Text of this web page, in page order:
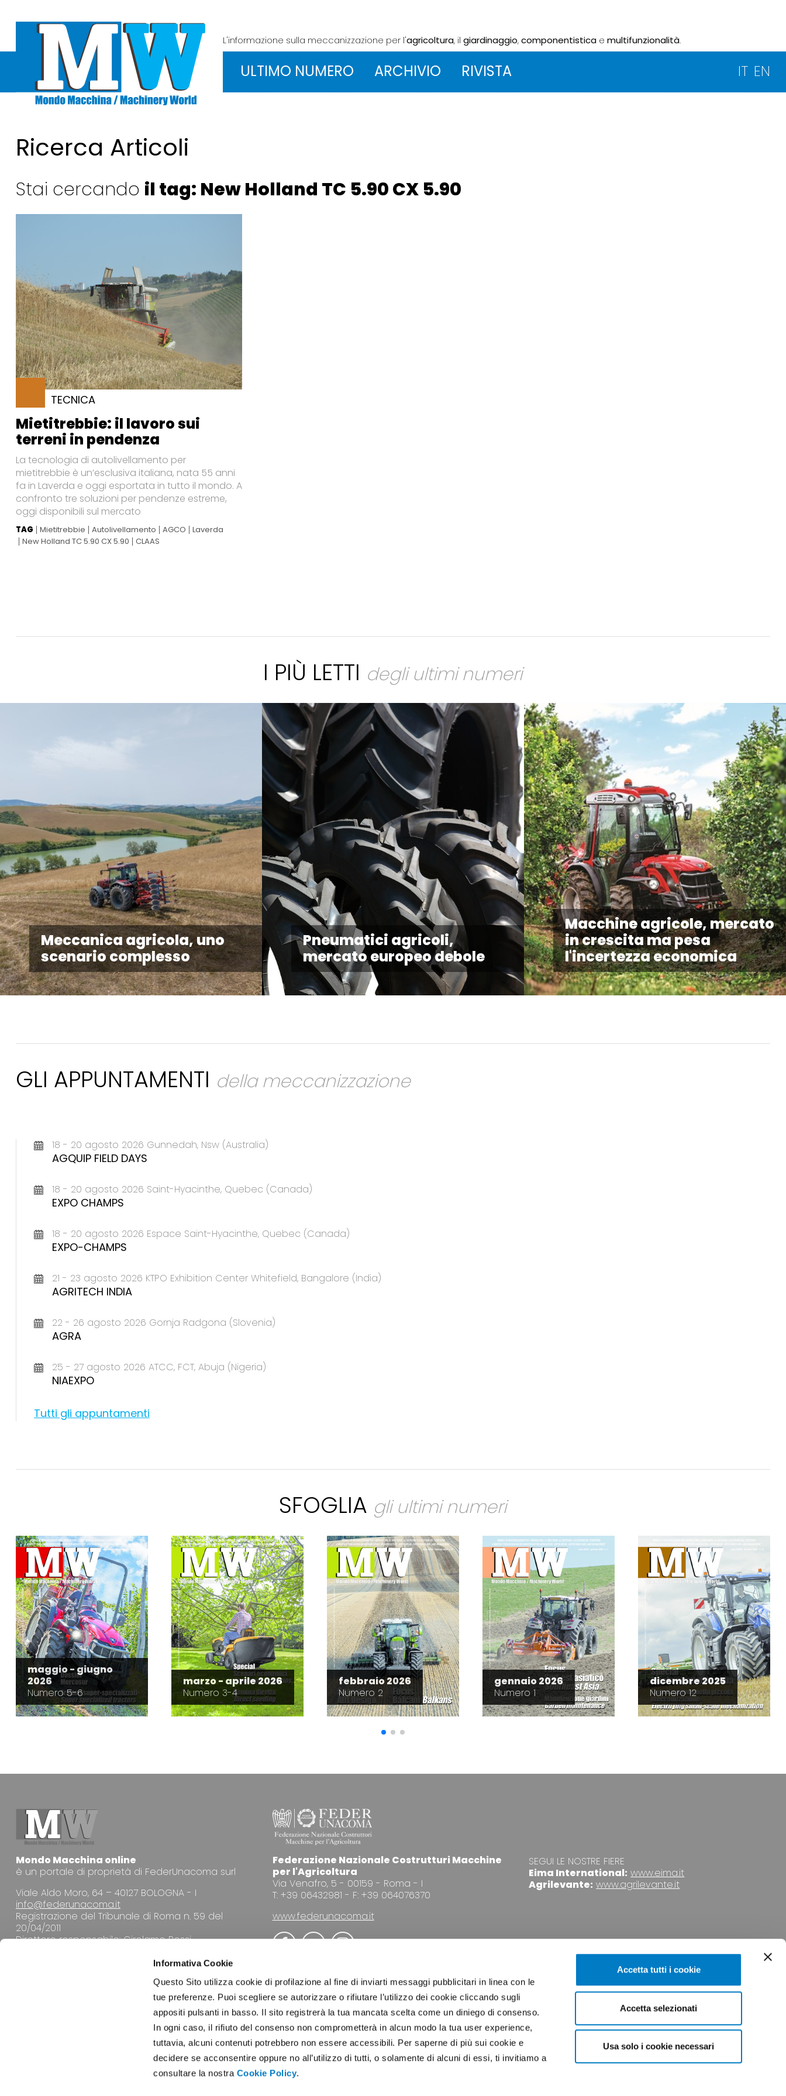
Informativa Cookie
Questo Sito utilizza cookie di profilazione al fine di inviarti messaggi pubblicitari in linea con le
tue preferenze. Puoi scegliere se autorizzare o rifiutare l’utilizzo dei cookie cliccando sugli
appositi pulsanti in basso. Il sito registrerà la tua mancata scelta come un diniego di consenso.
In ogni caso, il rifiuto del consenso non comprometterà in alcun modo la tua user experience,
tuttavia, alcuni contenuti potrebbero non essere accessibili. Per saperne di più sui cookie e
decidere se acconsentire oppure no all’utilizzo di tutti, o solamente di alcuni di essi, ti invitiamo a
consultare la nostra Cookie Policy.
Accetta tutti i cookie
Accetta selezionati
Usa solo i cookie necessari
L'informazione sulla meccanizzazione per l'agricoltura, il giardinaggio,componentisticae multifunzionalità.
ULTIMO NUMERO ARCHIVIO RIVISTA IT EN
Ricerca Articoli
Stai cercando il tag: New Holland TC 5.90 CX 5.90
TECNICA
Mietitrebbie: il lavoro sui
terreni in pendenza
La tecnologia di autolivellamento per
mietitrebbie è un’esclusiva italiana, nata 55 anni
fa in Laverda e oggi esportata in tutto il mondo. A
confronto tre soluzioni per pendenze estreme,
oggi disponibili sul mercato
TAG Mietitrebbie Autolivellamento AGCO
Laverda
New Holland TC 5.90 CX 5.90
CLAAS
I PIÙ LETTI degli ultimi numeri
Meccanica agricola, uno
scenario complesso
Pneumatici agricoli,
mercato europeo debole
Macchine agricole, mercato
in crescita ma pesa
l'incertezza economica
GLI APPUNTAMENTI della meccanizzazione
18 - 20 agosto 2026 Gunnedah, Nsw (Australia)
AGQUIP FIELD DAYS
18 - 20 agosto 2026 Saint-Hyacinthe, Quebec (Canada)
EXPO CHAMPS
18 - 20 agosto 2026 Espace Saint-Hyacinthe, Quebec (Canada)
EXPO-CHAMPS
21 - 23 agosto 2026 KTPO Exhibition Center Whitefield, Bangalore (India)
AGRITECH INDIA
22 - 26 agosto 2026 Gornja Radgona (Slovenia)
AGRA
25 - 27 agosto 2026 ATCC, FCT, Abuja (Nigeria)
NIAEXPO
Tutti gli appuntamenti
SFOGLIA gli ultimi numeri
maggio - giugno
2026
Numero 5-6
marzo - aprile 2026
Numero 3-4
febbraio 2026
Numero 2
gennaio 2026
Numero 1
dicembre 2025
Numero 12
Mondo Macchina online
è un portale di proprietà di FederUnacoma surl
Viale Aldo Moro, 64 – 40127 BOLOGNA - I
info@federunacoma.it
Registrazione del Tribunale di Roma n. 59 del
20/04/2011
Direttore responsabile: Girolamo Rossi
Federazione Nazionale Costrutturi Macchine
per l'Agricoltura
Via Venafro, 5 - 00159 - Roma - I
T: +39 06432981 - F: +39 064076370
www.federunacoma.it
SEGUI LE NOSTRE FIERE
Eima International: www.eima.it
Agrilevante: www.agrilevante.it
LA REDAZIONE PUBBLICITÀ NEWSLETTER COOKIE POLICY PRIVACY